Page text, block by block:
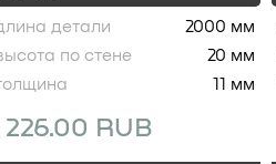
226.00 RUB
детали
2000 мм
по стене
20 мм
11 мм